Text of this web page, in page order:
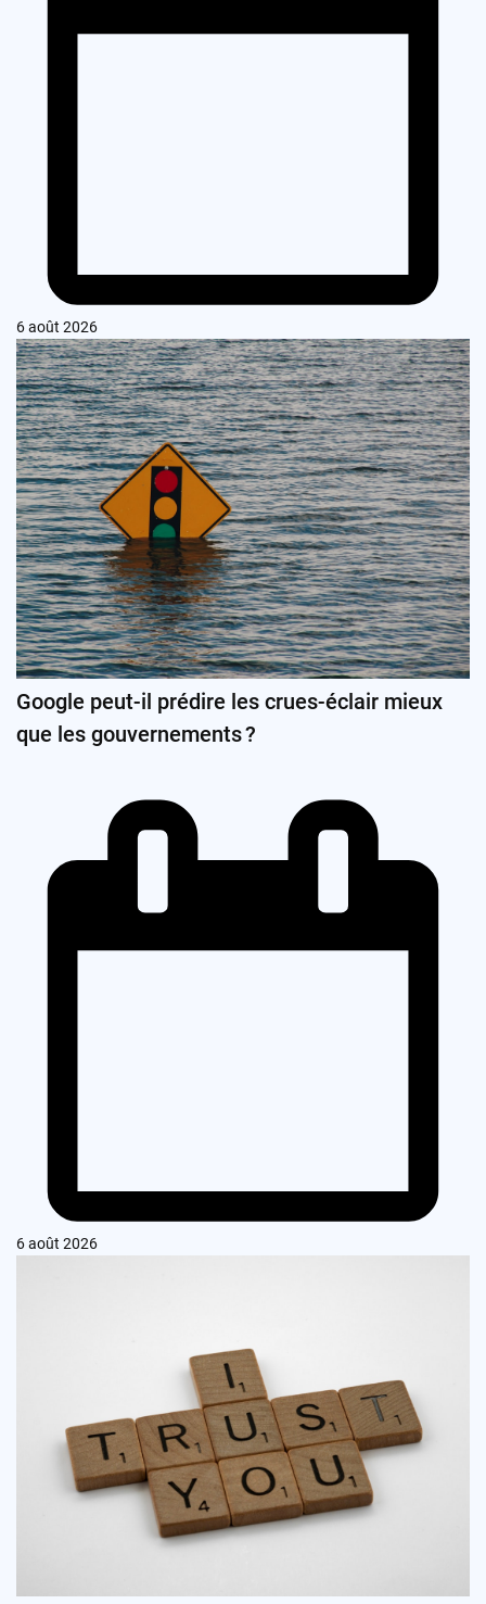
6 août 2026
Google peut-il prédire les crues-éclair mieux
que les gouvernements ?
6 août 2026